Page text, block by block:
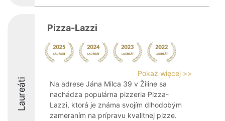
Laureáti
Pizza-Lazzi
Pokaż więcej >>
Na adrese Jána Milca 39 v Žiline sa
nachádza populárna pizzeria Pizza-
Lazzi, ktorá je známa svojím dlhodobým
zameraním na prípravu kvalitnej pizze.